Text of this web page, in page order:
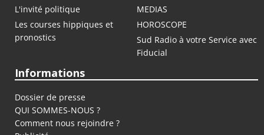
L'invité politique
MEDIAS
Les courses hippiques et
pronostics
HOROSCOPE
Sud Radio à votre Service avec
Fiducial
Informations
Dossier de presse
QUI SOMMES-NOUS ?
Comment nous rejoindre ?